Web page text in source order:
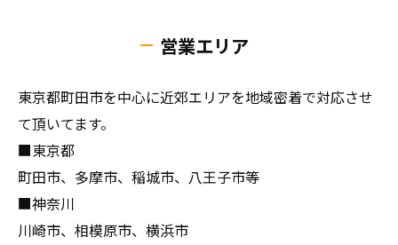
営業エリア
東京都町田市を中心に近郊エリアを地域密着で対応させ
て頂いてます。
■東京都
町田市、多摩市、稲城市、八王子市等
■神奈川
川崎市、相模原市、横浜市